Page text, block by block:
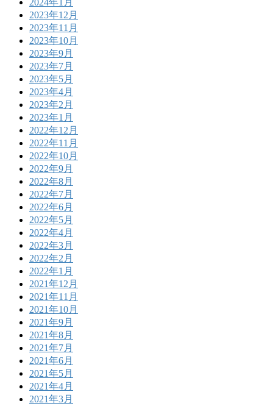
2024年1月
2023年12月
2023年11月
2023年10月
2023年9月
2023年7月
2023年5月
2023年4月
2023年2月
2023年1月
2022年12月
2022年11月
2022年10月
2022年9月
2022年8月
2022年7月
2022年6月
2022年5月
2022年4月
2022年3月
2022年2月
2022年1月
2021年12月
2021年11月
2021年10月
2021年9月
2021年8月
2021年7月
2021年6月
2021年5月
2021年4月
2021年3月